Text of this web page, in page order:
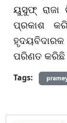
ୟୁସୁଫ୍ ରାଜା
ପ୍ରକାଶ
ପରିଣତ କରିଛି
Tags: